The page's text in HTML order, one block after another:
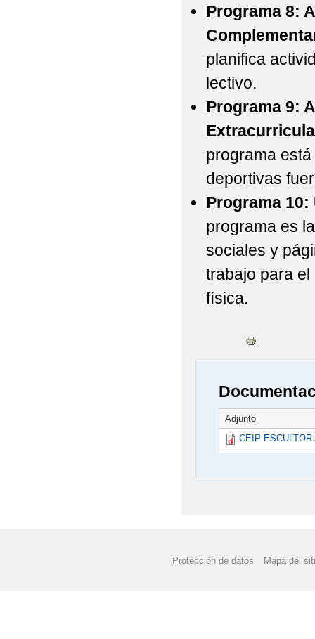
Programa 8:
planifica
lectivo.
Programa 9:
programa
deportivas
Programa 10:
programa es
sociales y
trabajo para
física.
Adjunto
CEIP
Protección de datos Mapa del